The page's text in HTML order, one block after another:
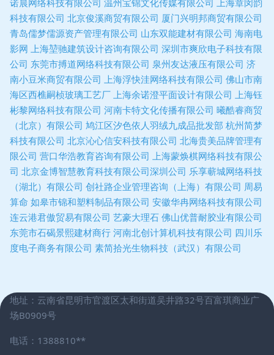
诺晨网络科技有限公司 温州宝锦文化传媒有限公司 上海章闵韵
科技有限公司 北京俊溪商贸有限公司 厦门兴明邦商贸有限公司
青岛儒梦儒源资产管理有限公司 山东双能建材有限公司 海南电
影网 上海堃驰建筑设计咨询有限公司 深圳市爽欣电子科技有限
公司 东莞市搏道网络科技有限公司 泉州友达液压有限公司 济
南小豆米商贸有限公司 上海浮快洼网络科技有限公司 佛山市南
海区西樵嗣桢玻璃工艺厂 上海余诺澄平面设计有限公司 上海钰
彬黎网络科技有限公司 河南卡特文化传播有限公司 曦酷睿商贸
（北京）有限公司 鸠江区汐色依人羽绒九成品批发部 杭州简梦
科技有限公司 北京沁心信安科技有限公司 北海贵美品牌管理有
限公司 营口华浩教育咨询有限公司 上海蒙焕棋网络科技有限公
司 北京金博智慧教育科技有限公司深圳公司 乐享蕲城网络科技
（湖北）有限公司 创社路企业管理咨询（上海）有限公司 周易
算命 如皋市锦和塑料制品有限公司 安徽华冉网络科技有限公司
连云港君傲贸易有限公司 艺豪大理石 佛山优普耐胶业有限公司
东莞市石碣景熙建材商行 河南北创计算机科技有限公司 四川乐
度电子商务有限公司 素简拾光生物科技（武汉）有限公司
地址：云南省昆明市官渡区太和街道吴井路32号百富琪商业广
场B0909号
电话：1388810**